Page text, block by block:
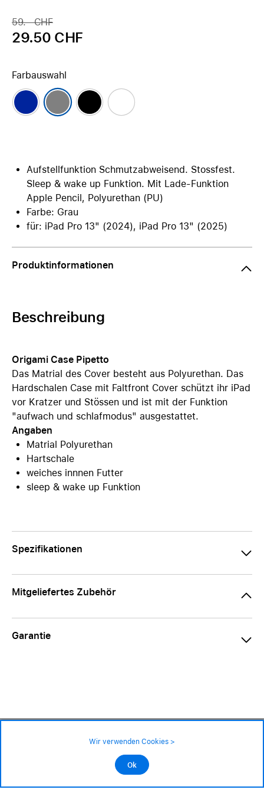
59.– CHF
29.50 CHF
Farbauswahl
Aufstellfunktion Schmutzabweisend. Stossfest.
Sleep & wake up Funktion. Mit Lade-Funktion
Apple Pencil, Polyurethan (PU)
Farbe: Grau
für: iPad Pro 13" (2024), iPad Pro 13" (2025)
Produktinformationen
Beschreibung
Origami Case Pipetto
Das Matrial des Cover besteht aus Polyurethan. Das
Hardschalen Case mit Faltfront Cover schützt ihr iPad
vor Kratzer und Stössen und ist mit der Funktion
"aufwach und schlafmodus" ausgestattet.
Angaben
Matrial Polyurethan
Hartschale
weiches innnen Futter
sleep & wake up Funktion
Spezifikationen
Mitgeliefertes Zubehör
Garantie
©2026 Alle Rechte sind vorbehalten
In den Warenkorb
Wir verwenden Cookies >
Ok